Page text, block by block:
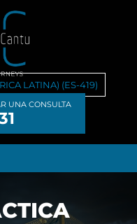
LATINA) (ES-419)
UNA CONSULTA